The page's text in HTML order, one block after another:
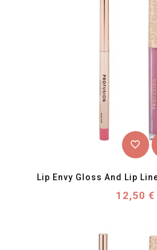
favorite_border
Lip Envy Gloss And Lip
Prix
12,50 €